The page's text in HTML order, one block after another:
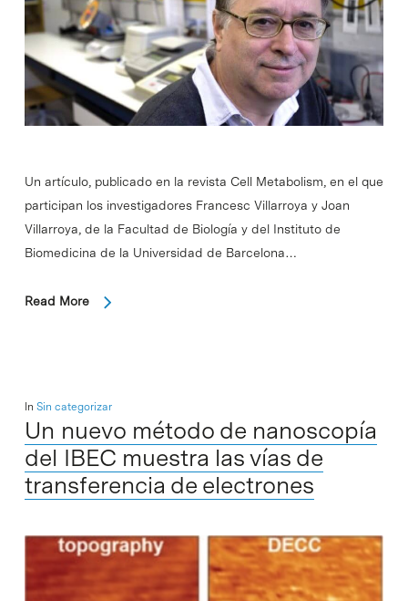
Un artículo, publicado en la revista Cell Metabolism, en el que
participan los investigadores Francesc Villarroya y Joan
Villarroya, de la Facultad de Biología y del Instituto de
Biomedicina de la Universidad de Barcelona…
Read More
In Sin categorizar
Un nuevo método de nanoscopía
del IBEC muestra las vías de
transferencia de electrones